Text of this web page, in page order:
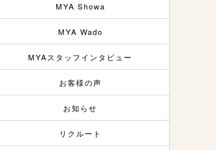
MYA Showa
MYA Wado
MYAスタッフインタビュー
お客様の声
お知らせ
リクルート